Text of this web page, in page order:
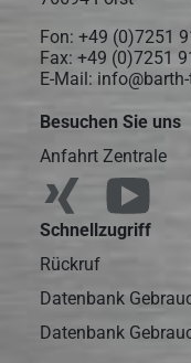
Fon: +49 (0)7251
Fax: +49 (0)7251
E-Mail:
Besuchen Sie uns
Anfahrt Zentrale
Schnellzugriff
Rückruf
Datenbank
Datenbank